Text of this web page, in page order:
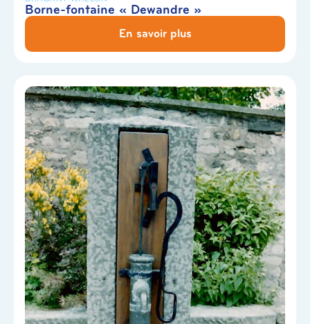
Borne-fontaine « Dewandre »
En savoir plus